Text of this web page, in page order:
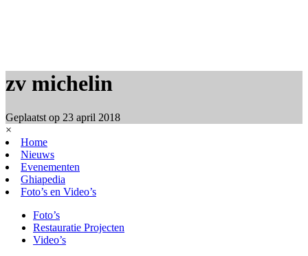
zv michelin
Geplaatst op 23 april 2018
×
Home
Nieuws
Evenementen
Ghiapedia
Foto’s en Video’s
Foto’s
Restauratie Projecten
Video’s